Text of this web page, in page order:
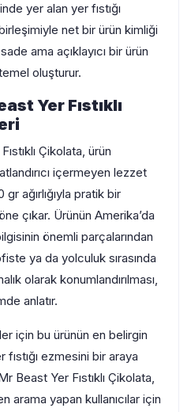
yer alan yer fıstığı
net bir ürün kimliği
ama açıklayıcı bir ürün
oluşturur.
Yer Fıstıklı
Çikolata, ürün
içermeyen lezzet
ağırlığıyla pratik bir
çıkar. Ürünün Amerika’da
önemli parçalarından
ya da yolculuk sırasında
olarak konumlandırılması,
anlatır.
için bu ürünün en belirgin
ezmesini bir araya
Beast Yer Fıstıklı Çikolata,
arama yapan kullanıcılar için